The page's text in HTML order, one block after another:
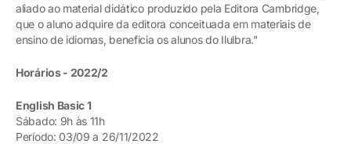
aliado ao material didático produzido pela Editora Cambridge,
que o aluno adquire da editora conceituada em materiais de
ensino de idiomas, beneficia os alunos do Ilulbra."
Horários - 2022/2
English Basic 1
Sábado: 9h às 11h
Período: 03/09 a 26/11/2022